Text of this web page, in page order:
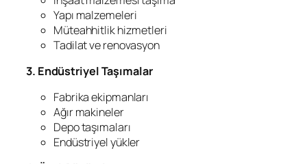
Yapı malzemeleri
Müteahhitlik hizmetleri
Tadilat ve renovasyon
3. Endüstriyel Taşımalar
Fabrika ekipmanları
Ağır makineler
Depo taşımaları
Endüstriyel yükler